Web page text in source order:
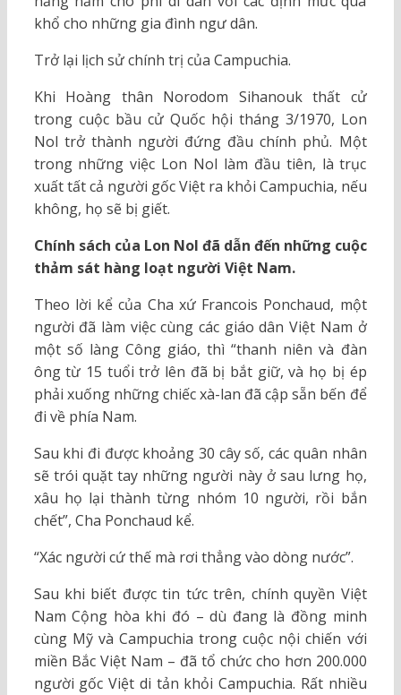
khổ cho những gia đình ngư dân.
Trở lại lịch sử chính trị của Campuchia.
Khi Hoàng thân Norodom Sihanouk thất cử
trong cuộc bầu cử Quốc hội tháng 3/1970, Lon
Nol trở thành người đứng đầu chính phủ. Một
trong những việc Lon Nol làm đầu tiên, là trục
xuất tất cả người gốc Việt ra khỏi Campuchia, nếu
không, họ sẽ bị giết.
Chính sách của Lon Nol đã dẫn đến những cuộc
thảm sát hàng loạt người Việt Nam.
Theo lời kể của Cha xứ Francois Ponchaud, một
người đã làm việc cùng các giáo dân Việt Nam ở
một số làng Công giáo, thì “thanh niên và đàn
ông từ 15 tuổi trở lên đã bị bắt giữ, và họ bị ép
phải xuống những chiếc xà-lan đã cập sẵn bến để
đi về phía Nam.
Sau khi đi được khoảng 30 cây số, các quân nhân
sẽ trói quặt tay những người này ở sau lưng họ,
xâu họ lại thành từng nhóm 10 người, rồi bắn
chết”, Cha Ponchaud kể.
“Xác người cứ thế mà rơi thẳng vào dòng nước”.
Sau khi biết được tin tức trên, chính quyền Việt
Nam Cộng hòa khi đó – dù đang là đồng minh
cùng Mỹ và Campuchia trong cuộc nội chiến với
miền Bắc Việt Nam – đã tổ chức cho hơn 200.000
người gốc Việt di tản khỏi Campuchia. Rất nhiều